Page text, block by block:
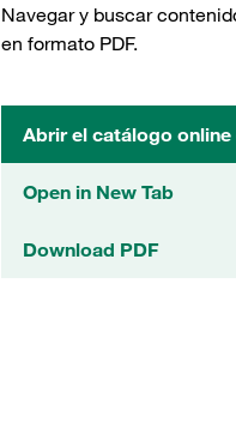
Navegar y buscar
en formato PDF.
Abrir el catálogo online
Open in New Tab
Download PDF